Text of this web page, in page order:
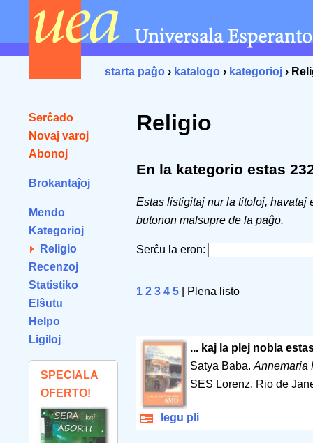
starta paĝo › katalogo › kategorioj ›
Serĉado
Novaj varoj
Abonoj
Brokantaĵoj
Mendo
Kategorioj
Religio
Recenzoj
Statistiko
Elŝutu
Helpo
Ligiloj
SPECIALA
OFERTO!
Religio
En la kategorio estas
Estas listigitaj nur la titoloj, havataj
butonon malsupre de la paĝo.
Serĉu la eron:
1 2 3 4 5 | Plena listo
... kaj la plej nobla
Satya Baba.Annemaria
SES Lorenz. Rio de
legu pli